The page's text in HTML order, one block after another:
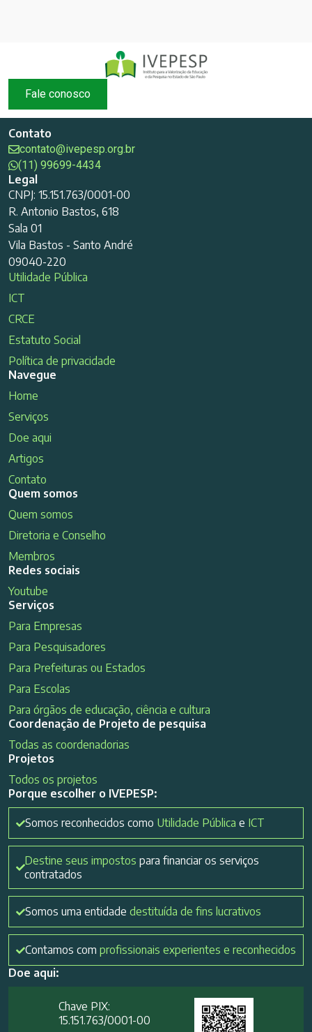
Fale conosco
Contato
contato@ivepesp.org.br
(11) 99699-4434
Legal
CNPJ: 15.151.763/0001-00
R. Antonio Bastos, 618
Sala 01
Vila Bastos - Santo André
09040-220
Utilidade Pública
ICT
CRCE
Estatuto Social
Política de privacidade
Navegue
Home
Serviços
Doe aqui
Artigos
Contato
Quem somos
Quem somos
Diretoria e Conselho
Membros
Redes sociais
Youtube
Serviços
Para Empresas
Para Pesquisadores
Para Prefeituras ou Estados
Para Escolas
Para órgãos de educação, ciência e cultura
Coordenação de Projeto de pesquisa
Todas as coordenadorias
Projetos
Todos os projetos
Porque escolher o IVEPESP:
Somos reconhecidos como Utilidade Pública e ICT
Destine seus impostos para financiar os serviços
contratados
Somos uma entidade destituída de fins lucrativos
Contamos com profissionais experientes e reconhecidos
Doe aqui:
Chave PIX:
15.151.763/0001-00​